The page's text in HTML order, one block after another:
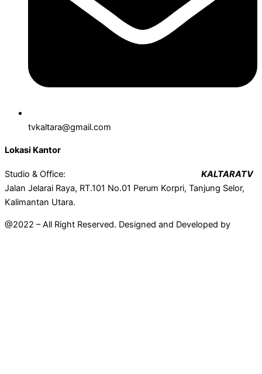
tvkaltara@gmail.com
Lokasi Kantor
Studio & Office: KALTARATV
Jalan Jelarai Raya, RT.101 No.01 Perum Korpri, Tanjung Selor,
Kalimantan Utara.
@2022 – All Right Reserved. Designed and Developed by